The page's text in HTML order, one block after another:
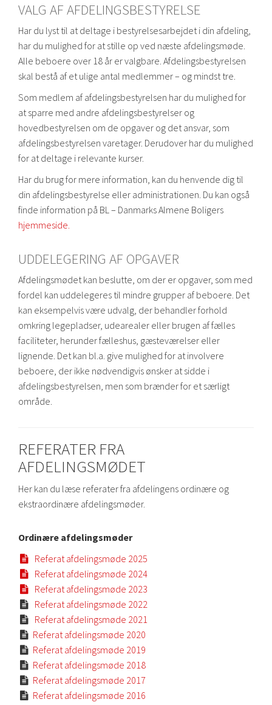
VALG AF AFDELINGSBESTYRELSE
Har du lyst til at deltage i bestyrelsesarbejdet i din afdeling,
har du mulighed for at stille op ved næste afdelingsmøde.
Alle beboere over 18 år er valgbare. Afdelingsbestyrelsen
skal bestå af et ulige antal medlemmer – og mindst tre.
Som medlem af afdelingsbestyrelsen har du mulighed for
at sparre med andre afdelingsbestyrelser og
hovedbestyrelsen om de opgaver og det ansvar, som
afdelingsbestyrelsen varetager. Derudover har du mulighed
for at deltage i relevante kurser.
Har du brug for mere information, kan du henvende dig til
din afdelingsbestyrelse eller administrationen. Du kan også
finde information på BL – Danmarks Almene Boligers
hjemmeside.
UDDELEGERING AF OPGAVER
Afdelingsmødet kan beslutte, om der er opgaver, som med
fordel kan uddelegeres til mindre grupper af beboere. Det
kan eksempelvis være udvalg, der behandler forhold
omkring legepladser, udearealer eller brugen af fælles
faciliteter, herunder fælleshus, gæsteværelser eller
lignende. Det kan bl.a. give mulighed for at involvere
beboere, der ikke nødvendigvis ønsker at sidde i
afdelingsbestyrelsen, men som brænder for et særligt
område.
REFERATER FRA
AFDELINGSMØDET
Her kan du læse referater fra afdelingens ordinære og
ekstraordinære afdelingsmøder.
Ordinære afdelingsmøder
 Referat afdelingsmøde 2025
 Referat afdelingsmøde 2024
 Referat afdelingsmøde 2023
 Referat afdelingsmøde 2022
 Referat afdelingsmøde 2021
 Referat afdelingsmøde 2020
 Referat afdelingsmøde 2019
 Referat afdelingsmøde 2018
 Referat afdelingsmøde 2017
 Referat afdelingsmøde 2016